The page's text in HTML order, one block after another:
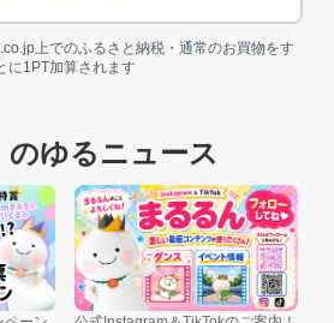
上でのふるさと納税・通常のお買物をす
に1PT加算されます
のゆるニュース